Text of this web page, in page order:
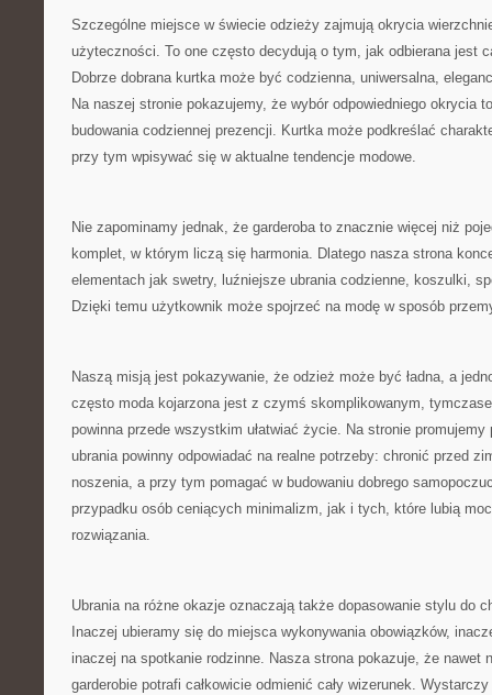
Szczególne miejsce w świecie odzieży zajmują okrycia
użyteczności. To one często decydują o tym, jak odbierana jest
Dobrze dobrana kurtka może być codzienna, uniwersalna,
Na naszej stronie pokazujemy, że wybór odpowiedniego okrycia
budowania codziennej prezencji. Kurtka może podkreślać
przy tym wpisywać się w aktualne tendencje modowe.
Nie zapominamy jednak, że garderoba to znacznie więcej niż
komplet, w którym liczą się harmonia. Dlatego nasza strona
elementach jak swetry, luźniejsze ubrania codzienne, koszulki,
Dzięki temu użytkownik może spojrzeć na modę w sposób
Naszą misją jest pokazywanie, że odzież może być ładna, a
często moda kojarzona jest z czymś skomplikowanym,
powinna przede wszystkim ułatwiać życie. Na stronie promujemy
ubrania powinny odpowiadać na realne potrzeby: chronić przed
noszenia, a przy tym pomagać w budowaniu dobrego
przypadku osób ceniących minimalizm, jak i tych, które lubią
rozwiązania.
Ubrania na różne okazje oznaczają także dopasowanie stylu do
Inaczej ubieramy się do miejsca wykonywania obowiązków,
inaczej na spotkanie rodzinne. Nasza strona pokazuje, że nawet
garderobie potrafi całkowicie odmienić cały wizerunek.